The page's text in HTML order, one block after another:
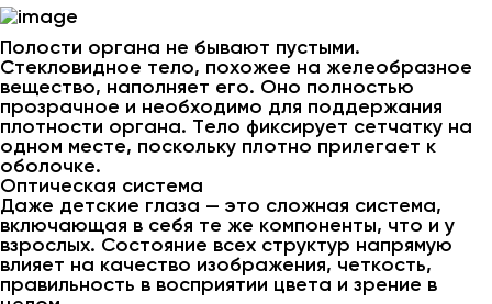
Полости органа не бывают пустыми.
Стекловидное тело, похожее на желеобразное
вещество, наполняет его. Оно полностью
прозрачное и необходимо для поддержания
плотности органа. Тело фиксирует сетчатку на
одном месте, поскольку плотно прилегает к
оболочке.
Оптическая система
Даже детские глаза — это сложная система,
включающая в себя те же компоненты, что и у
взрослых. Состояние всех структур напрямую
влияет на качество изображения, четкость,
правильность в восприятии цвета и зрение в